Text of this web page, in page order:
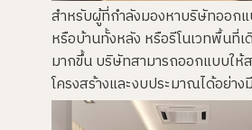
สำหรับผู้ที่กำลังมองหาบริษัทออก
หรือบ้านทั้งหลัง หรือรีโนเวทพื้นที่
มากขึ้น บริษัทสามารถออกแบบให้
โครงสร้างและงบประมาณได้อย่า